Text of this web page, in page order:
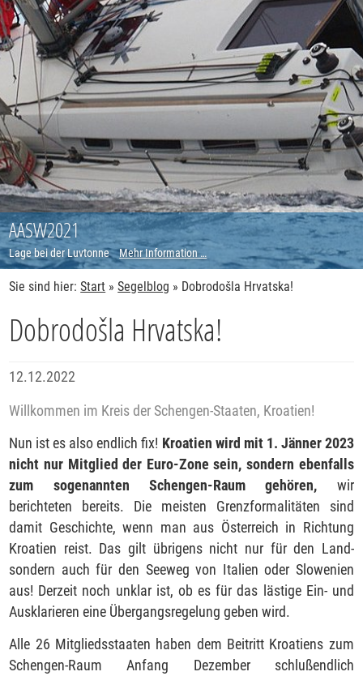
AASW2021
Lage bei der LuvtonneMehr Information …
Sie sind hier:Start »Segelblog » Dobrodošla Hrvatska!
Dobrodošla Hrvatska!
12.12.2022
Willkommen im Kreis der Schengen-Staaten, Kroatien!
Nun ist es also endlich fix! Kroatien wird mit 1. Jänner 2023
nicht nur Mitglied der Euro-Zone sein, sondern ebenfalls
zum sogenannten Schengen-Raum gehören, wir
berichteten bereits. Die meisten Grenzformalitäten sind
damit Geschichte, wenn man aus Österreich in Richtung
Kroatien reist. Das gilt übrigens nicht nur für den Land-
sondern auch für den Seeweg von Italien oder Slowenien
aus! Derzeit noch unklar ist, ob es für das lästige Ein- und
Ausklarieren eine Übergangsregelung geben wird.
Alle 26 Mitgliedsstaaten haben dem Beitritt Kroatiens zum
Schengen-Raum Anfang Dezember schlußendlich